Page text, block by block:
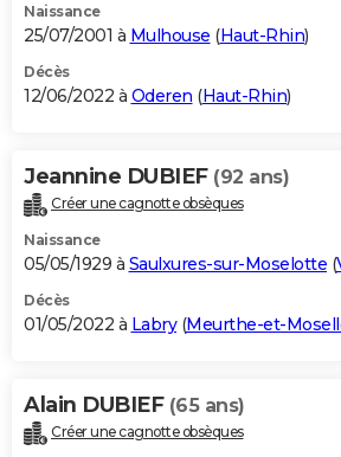
Naissance
25/07/2001 à Mulhouse (Haut-Rhin)
Décès
12/06/2022 à Oderen (Haut-Rhin)
Jeannine DUBIEF (92 ans)
Créer une cagnotte obsèques
Naissance
05/05/1929 à Saulxures-sur-Moselotte (
Décès
01/05/2022 à Labry(Meurthe-et-
Alain DUBIEF (65 ans)
Créer une cagnotte obsèques